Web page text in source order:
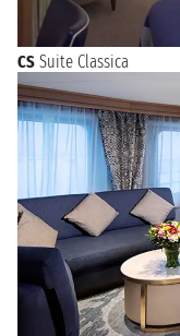
CS Suite Classica